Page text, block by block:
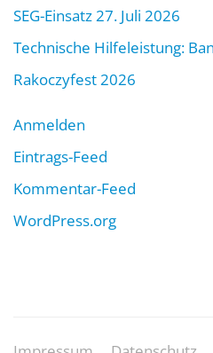
SEG-Einsatz 27. Juli 2026
Technische Hilfeleistung:
Rakoczyfest 2026
Anmelden
Eintrags-Feed
Kommentar-Feed
WordPress.org